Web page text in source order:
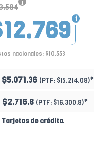
nacionales: $10.553
$5.071.36 (PTF: $15.214.08)*
$2.716.8 (PTF: $16.300.8)*
Tarjetas de crédito.